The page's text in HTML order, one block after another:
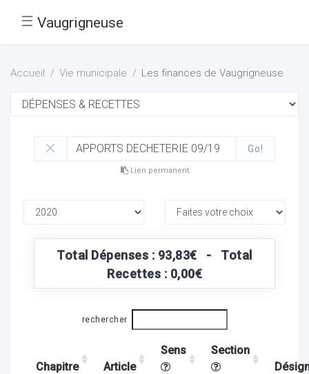
☰ Vaugrigneuse
Accueil Vie municipale Les finances de Vaugrigneuse
Go!
Lien permanent
Total Dépenses : 93,83€ - Total
Recettes : 0,00€
rechercher
Chapitre Article
Sens
Section